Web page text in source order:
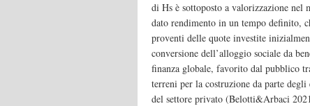
di Hs è sottoposto a valorizzazione
dato rendimento in un tempo definito,
proventi delle quote investite
conversione dell’alloggio sociale da
finanza globale, favorito dal pubblico
terreni per la costruzione da parte
del settore privato (Belotti&Arbaci